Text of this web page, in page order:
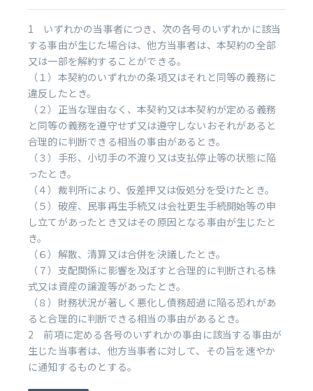
1 いずれかの当事者につき、次の各号のいずれかに該当
する事由が生じた場合は、他方当事者は、本契約の全部
又は一部を解約することができる。
（１）本契約のいずれかの条項又はそれと同等の義務に
違反したとき。
（２）正当な理由なく、本契約又は本契約が定める義務
と同等の義務を遵守せず又は遵守しないおそれがあると
合理的に判断できる相当の事由があるとき。
（３）手形、小切手の不渡り又は支払停止等の状態に陥
ったとき。
（４）裁判所により、仮差押又は仮処分を受けたとき。
（５）破産、民事再生手続又は会社更生手続開始等の申
し立てがあったとき又はその原因となる事由が生じたと
き。
（６）解散、清算又は合併を決議したとき。
（７）支配関係に影響を及ぼすと合理的に判断される株
式又は資産の譲渡等があったとき。
（８）財務状況が著しく悪化し債務超過に陥る恐れがあ
ると合理的に判断できる相当の事由があるとき。
2 前項に定める各号のいずれかの事由に該当する事由が
生じた当事者は、他方当事者に対して、その旨を速やか
に通知するものとする。